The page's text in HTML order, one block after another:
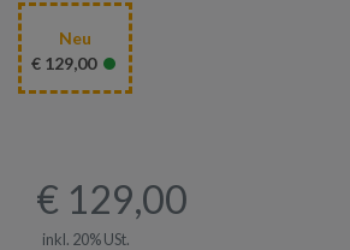
Neu
€ 129,00 •
€ 129,00
inkl. 20% USt.